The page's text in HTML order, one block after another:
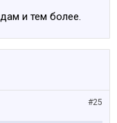
и тем более.
#25